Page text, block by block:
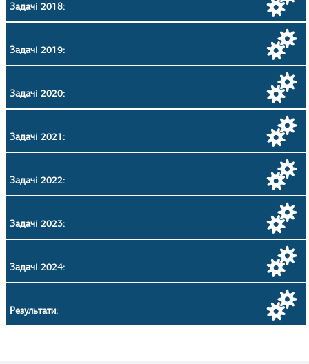
Задачі 2018:
Задачі 2019:
Задачі 2020:
Задачі 2021:
Задачі 2022:
Задачі 2023:
Задачі 2024:
Результати: